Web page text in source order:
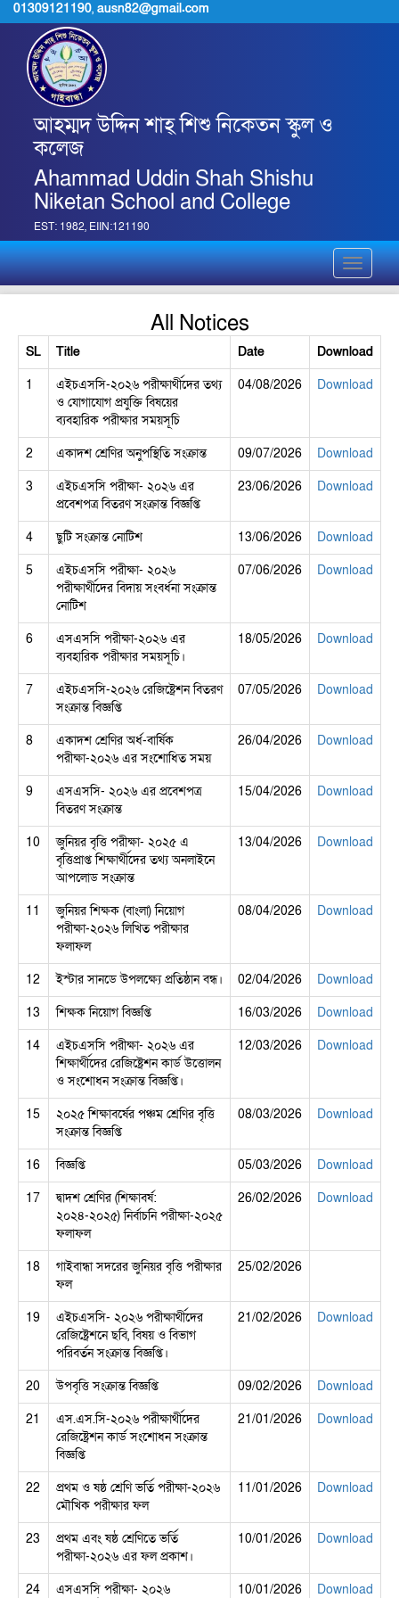
01309121190, ausn82@gmail.com
আহম্মদ উদ্দিন শাহ্ শিশু নিকেতন স্কুল ও
কলেজ
Ahammad Uddin Shah Shishu
Niketan School and College
EST: 1982, EIIN:121190
Toggle
All Notices
SL Title Date
Download
1
এইচএসসি-২০২৬ পরীক্ষার্থীদের তথ্য
ও যোগাযোগ প্রযুক্তি বিষয়ের
ব্যবহারিক পরীক্ষার সময়সূচি
04/08/2026 Download
2 একাদশ শ্রেণির অনুপস্থিতি সংক্রান্ত 09/07/2026
Download
3
এইচএসসি পরীক্ষা- ২০২৬ এর
প্রবেশপত্র বিতরণ সংক্রান্ত বিজ্ঞপ্তি
23/06/2026 Download
4 ছুটি সংক্রান্ত নোটিশ 13/06/2026
Download
5
এইচএসসি পরীক্ষা- ২০২৬
পরীক্ষার্থীদের বিদায় সংবর্ধনা সংক্রান্ত
নোটিশ
07/06/2026 Download
6
এসএসসি পরীক্ষা-২০২৬ এর
ব্যবহারিক পরীক্ষার সময়সূচি।
18/05/2026 Download
7
এইচএসসি-২০২৬ রেজিষ্ট্রেশন বিতরণ
সংক্রান্ত বিজ্ঞপ্তি
07/05/2026 Download
8
একাদশ শ্রেণির অর্ধ-বার্ষিক
পরীক্ষা-২০২৬ এর সংশোধিত সময়
26/04/2026 Download
9
এসএসসি- ২০২৬ এর প্রবেশপত্র
বিতরণ সংক্রান্ত
15/04/2026 Download
10
জুনিয়র বৃত্তি পরীক্ষা- ২০২৫ এ
বৃত্তিপ্রাপ্ত শিক্ষার্থীদের তথ্য অনলাইনে
আপলোড সংক্রান্ত
13/04/2026 Download
11
জুনিয়র শিক্ষক (বাংলা) নিয়োগ
পরীক্ষা-২০২৬ লিখিত পরীক্ষার
ফলাফল
08/04/2026 Download
12 ইস্টার সানডে উপলক্ষ্যে প্রতিষ্ঠান বন্ধ। 02/04/2026
Download
13
শিক্ষক নিয়োগ বিজ্ঞপ্তি 16/03/2026
Download
14
এইচএসসি পরীক্ষা- ২০২৬ এর
শিক্ষার্থীদের রেজিষ্ট্রেশন কার্ড উত্তোলন
ও সংশোধন সংক্রান্ত বিজ্ঞপ্তি।
12/03/2026 Download
15
২০২৫ শিক্ষাবর্ষের পঞ্চম শ্রেণির বৃত্তি
সংক্রান্ত বিজ্ঞপ্তি
08/03/2026 Download
16 বিজ্ঞপ্তি 05/03/2026
Download
17
দ্বাদশ শ্রেণির (শিক্ষাবর্ষ:
২০২৪-২০২৫) নির্বাচনি পরীক্ষা-২০২৫
ফলাফল
26/02/2026 Download
18
গাইবান্ধা সদরের জুনিয়র বৃত্তি পরীক্ষার
ফল
25/02/2026
19
এইচএসসি- ২০২৬ পরীক্ষার্থীদের
রেজিষ্ট্রেশনে ছবি, বিষয় ও বিভাগ
পরিবর্তন সংক্রান্ত বিজ্ঞপ্তি।
21/02/2026 Download
20 উপবৃত্তি সংক্রান্ত বিজ্ঞপ্তি 09/02/2026
Download
21
এস.এস.সি-২০২৬ পরীক্ষার্থীদের
রেজিষ্ট্রেশন কার্ড সংশোধন সংক্রান্ত
বিজ্ঞপ্তি
21/01/2026 Download
22
প্রথম ও ষষ্ঠ শ্রেণি ভর্তি পরীক্ষা-২০২৬
মৌখিক পরীক্ষার ফল
11/01/2026 Download
23
প্রথম এবং ষষ্ঠ শ্রেণিতে ভর্তি
পরীক্ষা-২০২৬ এর ফল প্রকাশ।
10/01/2026 Download
24 এসএসসি পরীক্ষা- ২০২৬ 10/01/2026 Download